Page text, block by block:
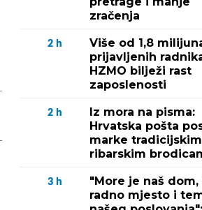
zračenja
2 h
Više od 1,8
prijavljenih
HZMO bilježi rast
zaposlenosti
2 h
Iz mora na pisma:
Hrvatska pošta
marke tradicijskim
ribarskim
3 h
"More je naš dom,
radno mjesto i